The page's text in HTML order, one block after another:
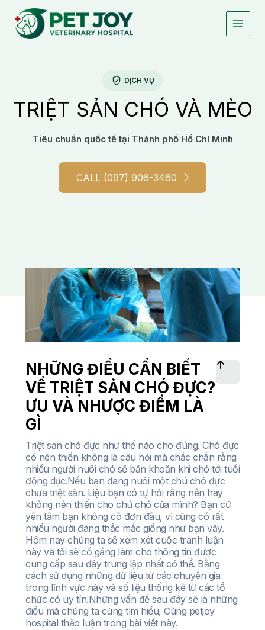
content
DỊCH VỤ
TRIỆT SẢN CHÓ VÀ MÈO
Spaying and neuteringdogs and
Tiêu chuẩn quốc tế tại Thành phố Hồ Chí Minh
CALL (097) 906-3460
NHỮNG ĐIỀU CẦN BIẾT
VỀ TRIỆT SẢN CHÓ ĐỰC?
ƯU VÀ NHƯỢC ĐIỂM LÀ
GÌ
Triệt sản chó đực như thế nào cho đúng. Chó đực
có nên thiến không là câu hỏi mà chắc chắn rằng
nhiều người nuôi chó sẽ băn khoăn khi chó tới tuổi
động dục.Nếu bạn đang nuôi một chú chó đực
chưa triệt sản. Liệu bạn có tự hỏi rằng nên hay
không nên thiến cho chú chó của mình? Bạn cứ
yên tâm bạn không cô đơn đâu, vì cũng có rất
nhiều người đang thắc mắc giống như bạn vậy.
Hôm nay chúng ta sẽ xem xét cuộc tranh luận
này và tôi sẽ cố gắng làm cho thông tin được
cung cấp sau đây trung lập nhất có thể. Bằng
cách sử dụng những dữ liệu từ các chuyên gia
trong lĩnh vực này và số liệu thống kê từ các tổ
chức có uy tín.Những vấn đề sau đây sẽ là những
điều mà chúng ta cùng tìm hiểu, Cùng petjoy
hospital thảo luận trong bài viết này.